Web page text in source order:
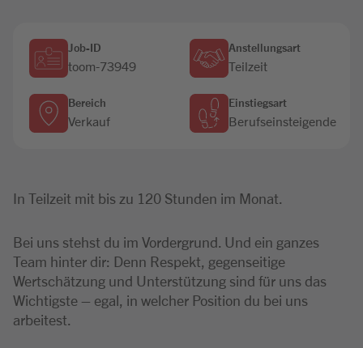
Job-ID
toom-73949
Anstellungsart
Teilzeit
Bereich
Verkauf
Einstiegsart
Berufseinsteigende
In Teilzeit mit bis zu 120 Stunden im Monat.
Bei uns stehst du im Vordergrund. Und ein ganzes
Team hinter dir: Denn Respekt, gegenseitige
Wertschätzung und Unterstützung sind für uns das
Wichtigste – egal, in welcher Position du bei uns
arbeitest.